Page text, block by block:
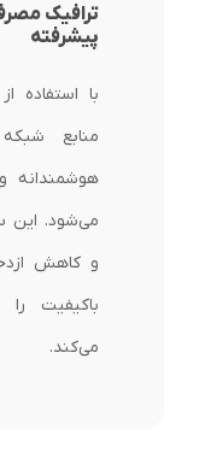
ترافیک
پیشرفته
منابع
هوشمندانه و
می‌شود. این
و کاهش
باکیفیت را
می‌کند.